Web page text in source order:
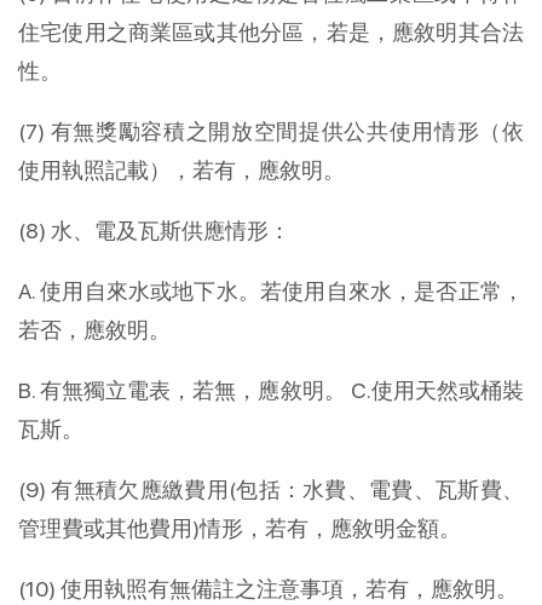
住宅使用之商業區或其他分區，若是，應敘明其合法
性。
(7) 有無獎勵容積之開放空間提供公共使用情形（依
使用執照記載），若有，應敘明。
(8) 水、電及瓦斯供應情形：
A. 使用自來水或地下水。若使用自來水，是否正常，
若否，應敘明。
B. 有無獨立電表，若無，應敘明。 C.使用天然或桶裝
瓦斯。
(9) 有無積欠應繳費用(包括：水費、電費、瓦斯費、
管理費或其他費用)情形，若有，應敘明金額。
(10) 使用執照有無備註之注意事項，若有，應敘明。